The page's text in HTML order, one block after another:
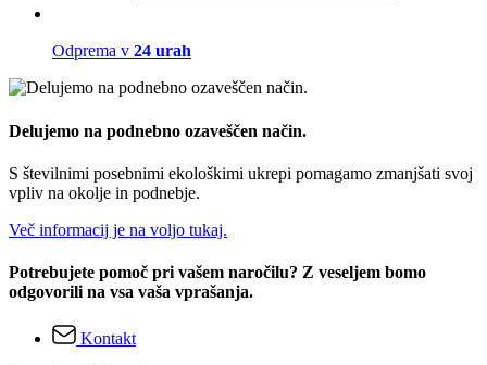
Odprema v 24 urah
Delujemo na podnebno ozaveščen način.
S številnimi posebnimi ekološkimi ukrepi pomagamo zmanjšati svoj
vpliv na okolje in podnebje.
Več informacij je na voljo tukaj.
Potrebujete pomoč pri vašem naročilu? Z veseljem bomo
odgovorili na vsa vaša vprašanja.
Kontakt